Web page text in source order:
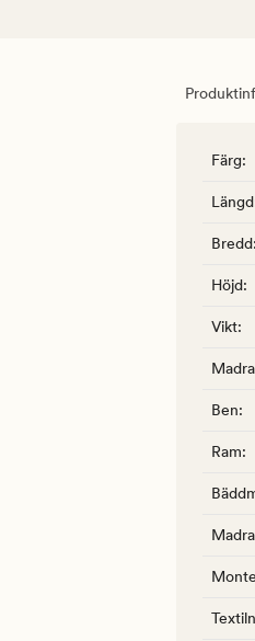
Färg:
Längd
Bredd:
Höjd:
Vikt:
Ben:
Ram: